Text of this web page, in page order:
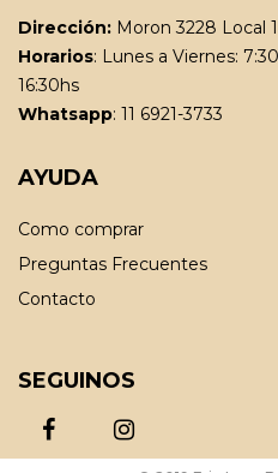
Dirección: Moron 3228 Local
Horarios: Lunes a Viernes:
16:30hs
Whatsapp: 11 6921-3733
AYUDA
Como comprar
Preguntas Frecuentes
Contacto
SEGUINOS